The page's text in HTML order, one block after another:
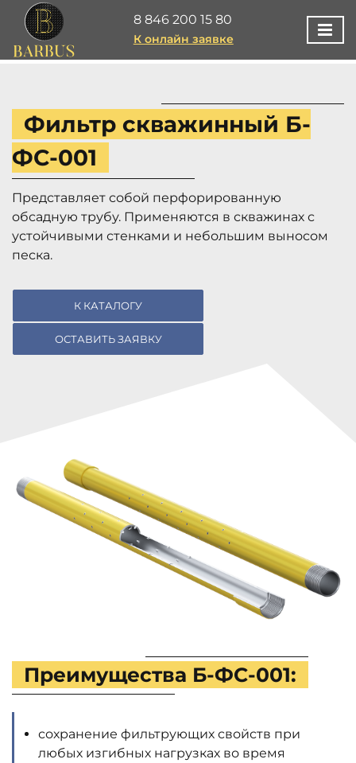
8 846 200 15 80
К онлайн заявке
Фильтр скважинный Б-
ФС-001
Представляет собой перфорированную
обсадную трубу. Применяются в скважинах с
устойчивыми стенками и небольшим выносом
песка.
К КАТАЛОГУ
ОСТАВИТЬ ЗАЯВКУ
Преимущества Б-ФС-001:
сохранение фильтрующих свойств при
любых изгибных нагрузках во время